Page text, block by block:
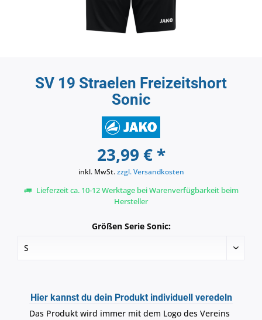
SV 19 Straelen Freizeitshort
Sonic
23,99 € *
inkl. MwSt.zzgl. Versandkosten
Lieferzeit ca. 10-12 Werktage bei Warenverfügbarkeit beim
Hersteller
Größen Serie Sonic:
Hier kannst du dein Produkt individuell veredeln
Das Produkt wird immer mit dem Logo des Vereins